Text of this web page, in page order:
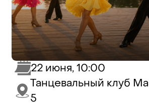
22 июня, 10:00
Танцевальный клуб
5